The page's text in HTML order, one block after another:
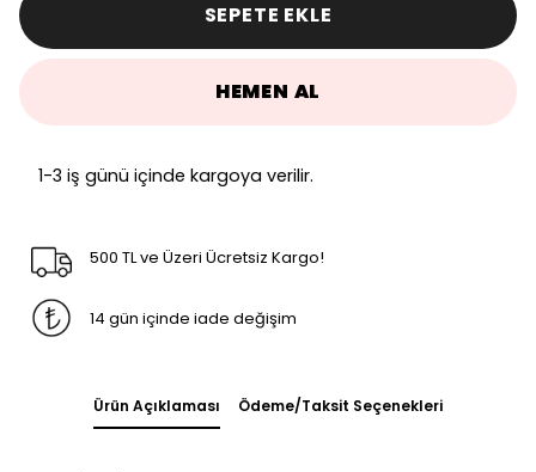
SEPETE EKLE
HEMEN AL
1-3 iş günü içinde kargoya verilir.
500 TL ve Üzeri Ücretsiz Kargo!
14 gün içinde iade değişim
Ürün Açıklaması Ödeme/Taksit Seçenekleri